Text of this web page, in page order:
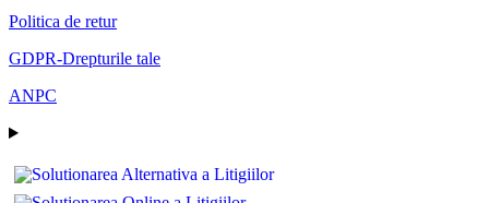
Politica de retur
GDPR-Drepturile tale
ANPC